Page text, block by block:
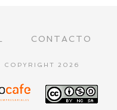
CONTACTO
COPYRIGHT 2026